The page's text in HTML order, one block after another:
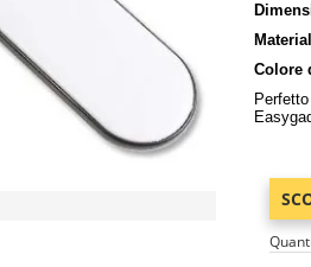
Colore